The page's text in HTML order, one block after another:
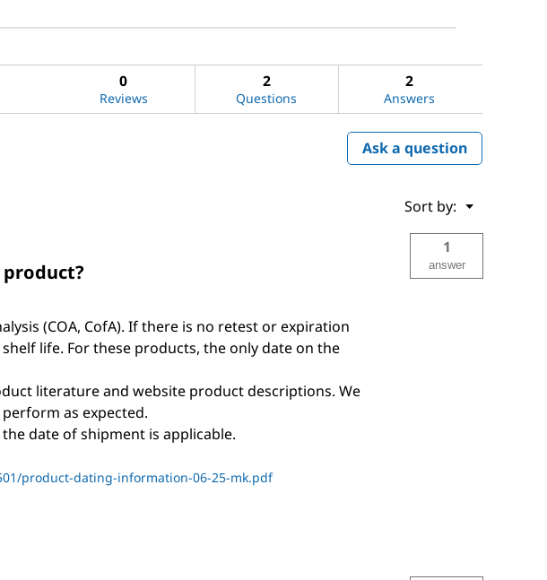
0
Reviews
2
Questions
2
Answers
Ask a question
Sort by: ▼
Menu
1
answer
(COA, CofA). If there is no retest or expiration
life. For these products, the only date on the
literature and website product descriptions. We
as expected.
date of shipment is applicable.
product-dating-information-06-25-mk.pdf